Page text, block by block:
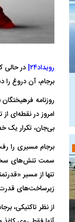
رویداد۲۴|
در حالی
برجام، آن دروغ را
روزنامه
امروز در نقطه‌ای
بی‌جان، تکرار یک
برجام مسیری را
سمت تنش‌های
تنها از مسیر
زیرساخت‌های
از نظر تاکتیکی،
هواپیمای مرموز E-11A BACN چیست؟